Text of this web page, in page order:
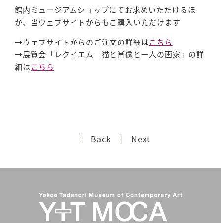
館内ミュージアムショップにてお求めいただけるほ
か、当ウェブサイトからもご購入いただけます
→ウェブサイトからのご注文の詳細はこちら
→展覧会「レクイエム 猫と肖像と一人の画家」の詳
細はこちら
Back Next